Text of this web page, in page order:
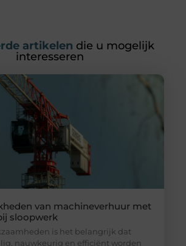
artikelen die u mogelijk
interesseren
van machineverhuur met
sloopwerk
is het belangrijk dat
nauwkeurig en efficiënt worden